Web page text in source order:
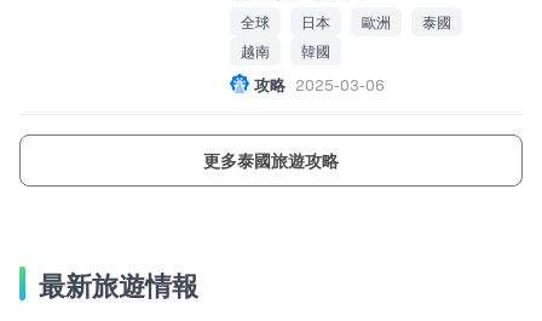
全球 日本 歐洲
泰國
越南
韓國
攻略 2025-03-06
更多泰國旅遊攻略
最新旅遊情報